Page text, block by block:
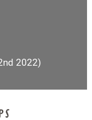
2022)